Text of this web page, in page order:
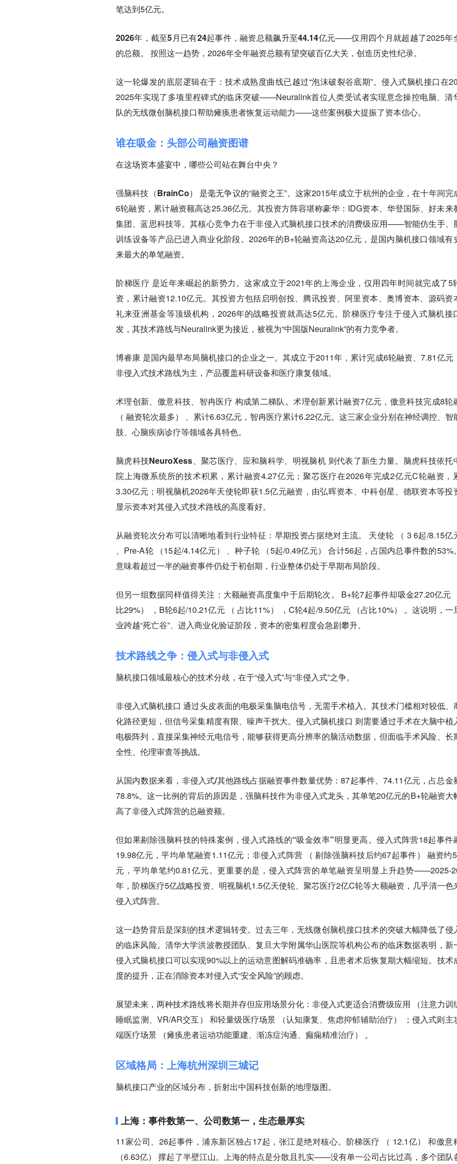
笔达到5亿元。
2026年，截至5月已有24起事件，融资总额飙升至44.14亿元——仅用四个月就超越了2025年
的总额。 按照这一趋势，2026年全年融资总额有望突破百亿大关，创造历史性纪录。
这一轮爆发的底层逻辑在于：技术成熟度曲线已越过“泡沫破裂谷底期”。侵入式脑机接口在
2025年实现了多项里程碑式的临床突破——Neuralink首位人类受试者实现意念操控电脑、清
队的无线微创脑机接口帮助瘫痪患者恢复运动能力——这些案例极大提振了资本信心。
谁在吸金：头部公司融资图谱
在这场资本盛宴中，哪些公司站在舞台中央？
强脑科技（BrainCo）
是毫无争议的“融资之王”。这家2015年成立于杭州的企业，在十年间完
6轮融资，累计融资额高达25.36亿元。其投资方阵容堪称豪华：IDG资本、华登国际、好未来
集团、蓝思科技等。其核心竞争力在于非侵入式脑机接口技术的消费级应用——智能仿生手、
训练设备等产品已进入商业化阶段。2026年的B+轮融资高达20亿元，是国内脑机接口领域有
来最大的单笔融资。
阶梯医疗 是近年来崛起的新势力。这家成立于2021年的上海企业，仅用四年时间就完成了5
资，累计融资12.10亿元。其投资方包括启明创投、腾讯投资、阿里资本、奥博资本、源码资
礼来亚洲基金等顶级机构，2026年的战略投资就高达5亿元。阶梯医疗专注于侵入式脑机接
发，其技术路线与Neuralink更为接近，被视为“中国版Neuralink”的有力竞争者。
博睿康 是国内最早布局脑机接口的企业之一。其成立于2011年，累计完成6轮融资、7.81亿元
非侵入式技术路线为主，产品覆盖科研设备和医疗康复领域。
术理创新、傲意科技、智冉医疗 构成第二梯队。术理创新累计融资7亿元，傲意科技完成8轮
（ 融资轮次最多） 、累计6.63亿元，智冉医疗累计6.22亿元。这三家企业分别在神经调控、智
肢、心脑疾病诊疗等领域各具特色。
脑虎科技NeuroXess、聚芯医疗、应和脑科学、明视脑机 则代表了新生力量。脑虎科技依托
院上海微系统所的技术积累，累计融资4.27亿元；聚芯医疗在2026年完成2亿元C轮融资，
3.30亿元；明视脑机2026年天使轮即获1.5亿元融资，由弘晖资本、中科创星、德联资本等投
显示资本对其侵入式技术路线的高度看好。
从融资轮次分布可以清晰地看到行业特征： 早期投资占据绝对主流。
天使轮 （ 3 6起/8.15亿
、Pre-A轮 （15起/4.14亿元） 、种子轮 （5起/0.49亿元） 合计56起，占国内总事件数的53%
意味着超过一半的融资事件仍处于初创期，行业整体仍处于早期布局阶段。
但另一组数据同样值得关注： 大额融资高度集中于后期轮次。 B+轮7起事件却吸金27.20亿元
比29%） ，B轮6起/10.21亿元 （ 占比11%） ，C轮4起/9.50亿元 （占比10%） 。这说明，一
业跨越“死亡谷”、进入商业化验证阶段，资本的密集程度会急剧攀升。
技术路线之争：侵入式与非侵入式
脑机接口领域最核心的技术分歧，在于“侵入式”与“非侵入式”之争。
非侵入式脑机接口 通过头皮表面的电极采集脑电信号，无需手术植入。其技术门槛相对较低、
化路径更短，但信号采集精度有限、噪声干扰大。侵入式脑机接口 则需要通过手术在大脑中植
电极阵列，直接采集神经元电信号，能够获得更高分辨率的脑活动数据，但面临手术风险、长
全性、伦理审查等挑战。
从国内数据来看， 非侵入式/其他路线占据融资事件数量优势 ：87起事件、74.11亿元，占总金
78.8%。这一比例的背后的原因是，强脑科技作为非侵入式龙头，其单笔20亿元的B+轮融资大
高了非侵入式阵营的总融资额。
但如果剔除强脑科技的特殊案例，侵入式路线的“吸金效率”明显更高。侵入式阵营18起事件
19.98亿元，平均单笔融资1.11亿元；非侵入式阵营 （ 剔除强脑科技后约67起事件） 融资约
元，平均单笔约0.81亿元。更重要的是，侵入式阵营的单笔融资呈明显上升趋势——2025-
年，阶梯医疗5亿战略投资、明视脑机1.5亿天使轮、聚芯医疗2亿C轮等大额融资，几乎清一色
侵入式阵营。
这一趋势背后是深刻的技术逻辑转变。过去三年，无线微创脑机接口技术的突破大幅降低了侵
的临床风险。清华大学洪波教授团队、复旦大学附属华山医院等机构公布的临床数据表明，新
侵入式脑机接口可以实现90%以上的运动意图解码准确率，且患者术后恢复期大幅缩短。技术
度的提升，正在消除资本对侵入式“安全风险”的顾虑。
展望未来，两种技术路线将长期并存但应用场景分化：非侵入式更适合消费级应用 （注意力训
睡眠监测、VR/AR交互） 和轻量级医疗场景 （认知康复、焦虑抑郁辅助治疗） ； 侵入式则主
端医疗场景 （瘫痪患者运动功能重建、渐冻症沟通、癫痫精准治疗） 。
区域格局：上海杭州深圳三城记
脑机接口产业的区域分布，折射出中国科技创新的地理版图。
上海：事件数第一、公司数第一，生态最厚实
11家公司、26起事件，浦东新区独占17起，张江是绝对核心。阶梯医疗 （ 12.1亿） 和傲意
（6.63亿） 撑起了半壁江山。上海的特点是分散且扎实——没有单一公司占比过高，多个团队